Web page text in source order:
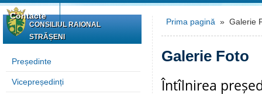
Contacte
CONSILIUL RAIONAL
STRĂȘENI
Președinte
Vicepreședinți
Prima pagină » Galerie
Galerie Foto
Întîlnirea